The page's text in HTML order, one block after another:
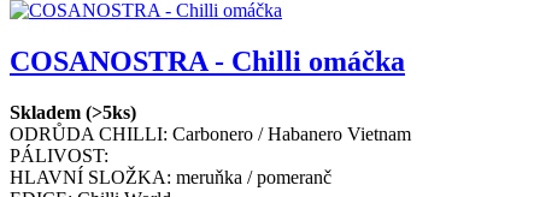
COSANOSTRA - Chilli omáčka
Skladem (>5ks)
ODRŮDA CHILLI: Carbonero / Habanero Vietnam
PÁLIVOST:
HLAVNÍ SLOŽKA: meruňka / pomeranč